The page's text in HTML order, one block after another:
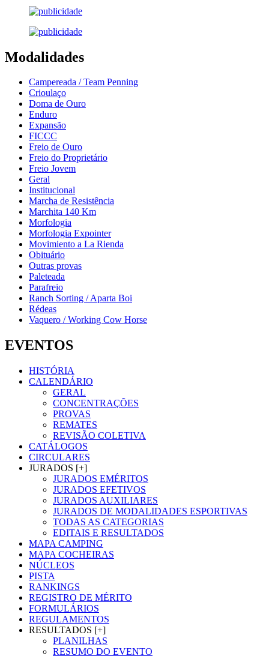
Modalidades
Campereada / Team Penning
Crioulaço
Doma de Ouro
Enduro
Expansão
FICCC
Freio de Ouro
Freio do Proprietário
Freio Jovem
Geral
Institucional
Marcha de Resistência
Marchita 140 Km
Morfologia
Morfologia Expointer
Movimiento a La Rienda
Obituário
Outras provas
Paleteada
Parafreio
Ranch Sorting / Aparta Boi
Rédeas
Vaquero / Working Cow Horse
EVENTOS
HISTÓRIA
CALENDÁRIO
GERAL
CONCENTRAÇÕES
PROVAS
REMATES
REVISÃO COLETIVA
CATÁLOGOS
CIRCULARES
JURADOS [+]
JURADOS EMÉRITOS
JURADOS EFETIVOS
JURADOS AUXILIARES
JURADOS DE MODALIDADES ESPORTIVAS
TODAS AS CATEGORIAS
EDITAIS E RESULTADOS
MAPA CAMPING
MAPA COCHEIRAS
NÚCLEOS
PISTA
RANKINGS
REGISTRO DE MÉRITO
FORMULÁRIOS
REGULAMENTOS
RESULTADOS [+]
PLANILHAS
RESUMO DO EVENTO